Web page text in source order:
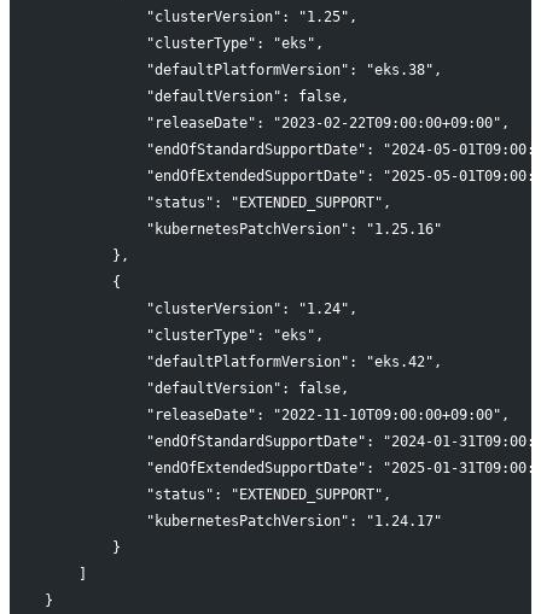
            "clusterVersion": "1.25",
            "clusterType": "eks",
            "defaultPlatformVersion": "eks.38",
            "defaultVersion": false,
            "releaseDate": "2023-02-22T09:00:00+09:00",
"endOfStandardSupportDate": "2024-05-
"endOfExtendedSupportDate": "2025-05-
            "status": "EXTENDED_SUPPORT",
            "kubernetesPatchVersion": "1.25.16"
        },
        {
            "clusterVersion": "1.24",
            "clusterType": "eks",
            "defaultPlatformVersion": "eks.42",
            "defaultVersion": false,
            "releaseDate": "2022-11-10T09:00:00+09:00",
"endOfStandardSupportDate": "2024-01-
"endOfExtendedSupportDate": "2025-01-
            "status": "EXTENDED_SUPPORT",
            "kubernetesPatchVersion": "1.24.17"
        }
    ]
}